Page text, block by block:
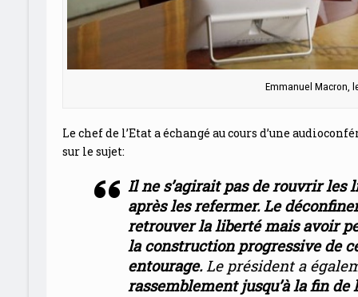
Emmanuel Macron,
Le chef de l’Etat a échangé au cours d’une
sur le sujet:
Il ne s’agirait pas de rouvrir les
après les refermer. Le
retrouver la liberté mais avoir
la construction progressive de
entourage.Le président a
rassemblement jusqu’à la fin de